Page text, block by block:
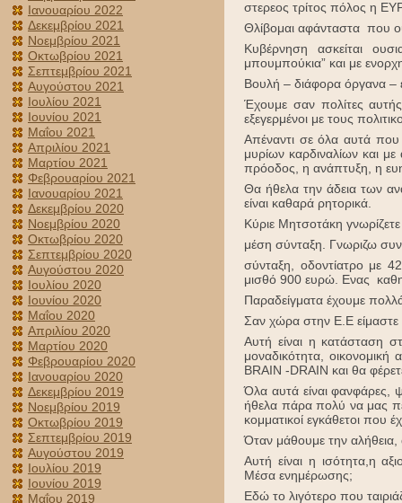
Ιανουαρίου 2022
Δεκεμβρίου 2021
Νοεμβρίου 2021
Οκτωβρίου 2021
Σεπτεμβρίου 2021
Αυγούστου 2021
Ιουλίου 2021
Ιουνίου 2021
Μαΐου 2021
Απριλίου 2021
Μαρτίου 2021
Φεβρουαρίου 2021
Ιανουαρίου 2021
Δεκεμβρίου 2020
Νοεμβρίου 2020
Οκτωβρίου 2020
Σεπτεμβρίου 2020
Αυγούστου 2020
Ιουλίου 2020
Ιουνίου 2020
Μαΐου 2020
Απριλίου 2020
Μαρτίου 2020
Φεβρουαρίου 2020
Ιανουαρίου 2020
Δεκεμβρίου 2019
Νοεμβρίου 2019
Οκτωβρίου 2019
Σεπτεμβρίου 2019
Αυγούστου 2019
Ιουλίου 2019
Ιουνίου 2019
Μαΐου 2019
στερεος τρίτος πόλος η
Θλίβομαι αφάνταστα που
Κυβέρνηση ασκείται
μπουμπούκια” και με
Βουλή – διάφορα όργανα –
Έχουμε σαν πολίτες
εξεγερμένοι με τους
Απέναντι σε όλα αυτά
μυρίων καρδιναλίων και
πρόοδος, η ανάπτυξη, η
Θα ήθελα την άδεια των
είναι καθαρά ρητορικά.
Κύριε Μητσοτάκη
μέση σύνταξη. Γνωριζω
σύνταξη, οδοντίατρο με
μισθό 900 ευρώ. Ενας
Παραδείγματα έχουμε
Σαν χώρα στην Ε.Ε
Αυτή είναι η κατάσταση
μοναδικότητα,
BRAIN -DRAIN και θα
Όλα αυτά είναι φανφάρες,
ήθελα πάρα πολύ να μας
κομματικοί εγκάθετοι που
Όταν μάθουμε την αλήθεια,
Αυτή είναι η ισότητα,η
Μέσα ενημέρωσης;
Εδώ το λιγότερο που